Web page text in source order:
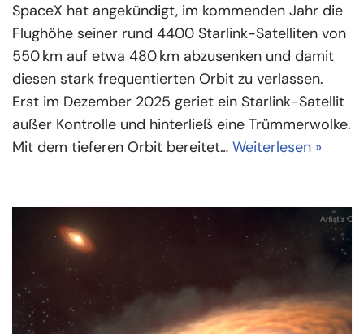
SpaceX hat angekündigt, im kommenden Jahr die
Flughöhe seiner rund 4400 Starlink-Satelliten von
550 km auf etwa 480 km abzusenken und damit
diesen stark frequentierten Orbit zu verlassen.
Erst im Dezember 2025 geriet ein Starlink-Satellit
außer Kontrolle und hinterließ eine Trümmerwolke.
Mit dem tieferen Orbit bereitet… Weiterlesen »